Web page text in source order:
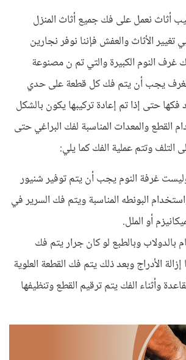
أثاث نعمل على فك جميع أثاث المنزل
الأثاث والعفش فإننا نوفر نجارين
النوم الكبيرة والتي تم ن مصنوعة
يجب أن يتم فك كل قطعة على حدي
فكها حتى إذا تم إعادة تركيبها يكون بالشكل
القطع والمعدات المناسبة لفك البراغي حتى
التلف وتتم عملية الفك كما يلي:
غرفة النوم يجب أن يتم توفير شنيور
البونطه المناسبة ويتم فك السرير في
أو الملل.
بالدولاب وبالطبع لو كان جرار يتم فك
إزالة الأدراج وبعد ذلك يتم فك القطعة العلوية
وأثناء الفك يتم ترقيم القطع وتنظيفها